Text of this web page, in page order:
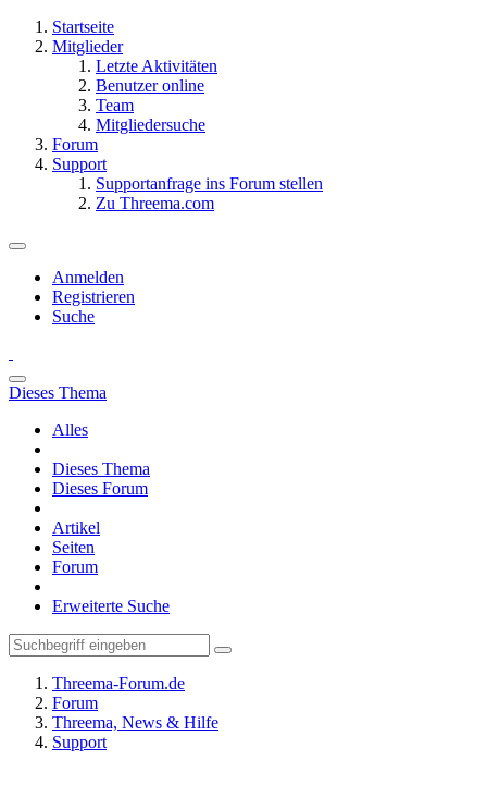
Startseite
Mitglieder
Letzte Aktivitäten
Benutzer online
Team
Mitgliedersuche
Forum
Support
Supportanfrage ins Forum stellen
Zu Threema.com
Anmelden
Registrieren
Suche
Dieses Thema
Alles
Dieses Thema
Dieses Forum
Artikel
Seiten
Forum
Erweiterte Suche
Threema-Forum.de
Forum
Threema, News & Hilfe
Support